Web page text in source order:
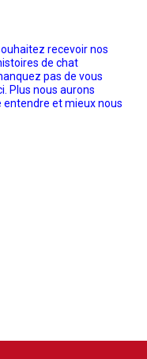
recevoir nos
de chat
pas de vous
Plus nous aurons
entendre et mieux nous